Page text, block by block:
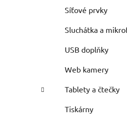
Síťové prvky
Sluchátka a
USB doplňky
Web kamery
Tablety a čtečky
Tiskárny